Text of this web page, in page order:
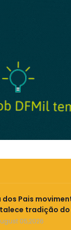
dos Pais
tradição
05,2026